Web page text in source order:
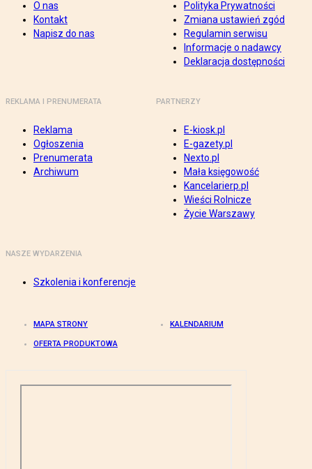
O nas
Kontakt
Napisz do nas
Polityka Prywatności
Zmiana ustawień zgód
Regulamin serwisu
Informacje o nadawcy
Deklaracja dostępności
REKLAMA I PRENUMERATA
Reklama
Ogłoszenia
Prenumerata
Archiwum
PARTNERZY
E-kiosk.pl
E-gazety.pl
Nexto.pl
Mała księgowość
Kancelarierp.pl
Wieści Rolnicze
Życie Warszawy
NASZE WYDARZENIA
Szkolenia i konferencje
MAPA STRONY KALENDARIUM
OFERTA PRODUKTOWA